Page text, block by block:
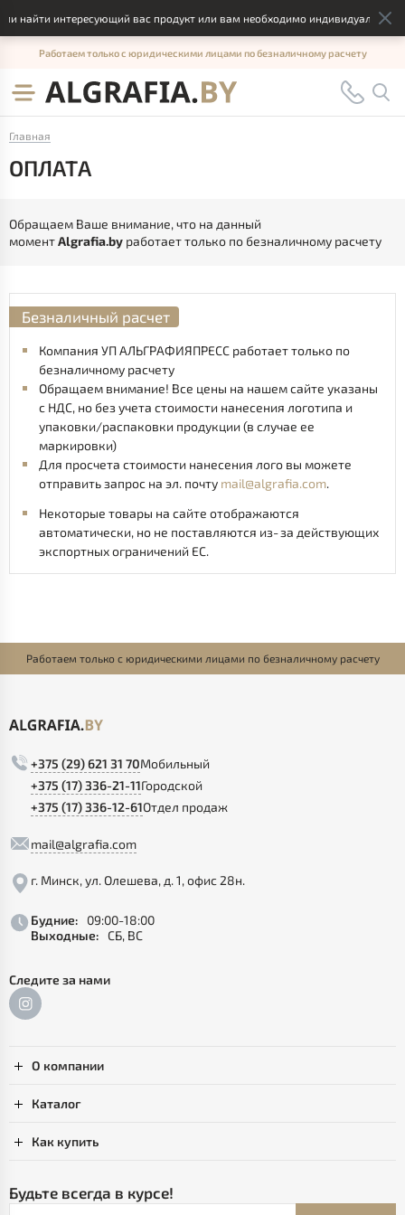
найти интересующий вас продукт или вам необходимо
Работаем только с юридическими лицами по безналичному расчету
Главная
ОПЛАТА
Обращаем Ваше внимание, что на данный
моментAlgrafia.by работает только по безналичному расчету
Безналичный расчет
Компания УП АЛЬГРАФИЯПРЕСС работает только по
безналичному расчету
Обращаем внимание! Все цены на нашем сайте указаны
с НДС, но без учета стоимости нанесения логотипа и
упаковки/распаковки продукции (в случае ее
маркировки)
Для просчета стоимости нанесения лого вы можете
отправить запрос на эл. почту mail@algrafia.com.
Некоторые товары на сайте отображаются
автоматически, но не поставляются из‑за действующих
экспортных ограничений ЕС.
Работаем только с юридическими лицами по безналичному расчету
+375 (29) 621 31 70Мобильный
+375 (17) 336-21-11Городской
+375 (17) 336-12-61Отдел продаж
mail@algrafia.com
г. Минск, ул. Олешева, д. 1, офис 28н.
Будние:
09:00-18:00
Выходные: СБ, ВС
Следите за нами
О компании
Каталог
Как купить
Будьте всегда в курсе!